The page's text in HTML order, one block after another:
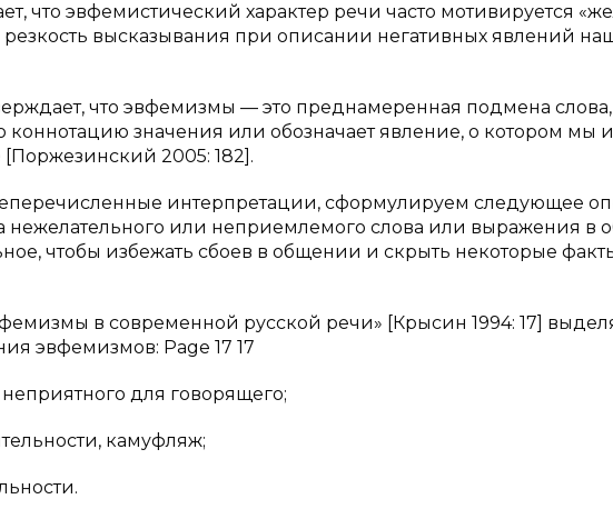
что эвфемистический характер речи часто мотивируется
высказывания при описании негативных явлений
что эвфемизмы — это преднамеренная подмена слова,
коннотацию значения или обозначает явление, о котором мы
[Поржезинский 2005: 182].
интерпретации, сформулируем следующее
или неприемлемого слова или выражения в
чтобы избежать сбоев в общении и скрыть некоторые
в современной русской речи» [Крысин 1994: 17]
эвфемизмов: Page 17 17
для говорящего;
камуфляж;